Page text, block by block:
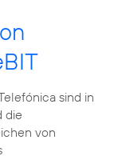
sind in
die
von